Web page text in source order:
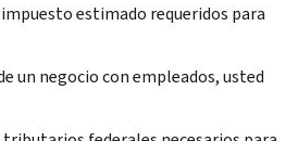
estimado requeridos para
un negocio con empleados, usted